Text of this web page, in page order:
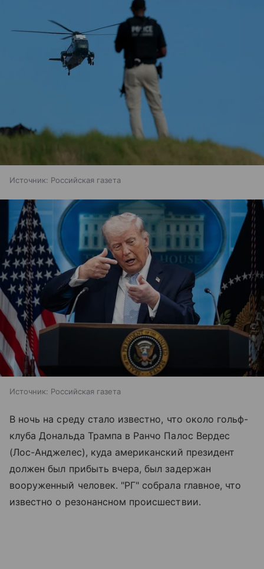
Источник: Российская газета
Источник: Российская газета
В ночь на среду стало известно, что около гольф-
клуба Дональда Трампа в Ранчо Палос Вердес
(Лос-Анджелес), куда американский президент
должен был прибыть вчера, был задержан
вооруженный человек. "РГ" собрала главное, что
известно о резонансном происшествии.